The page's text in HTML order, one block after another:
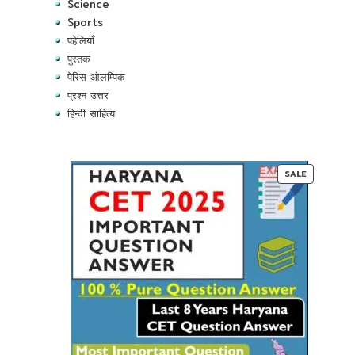
Science
Sports
पहेलियाँ
पुस्तक
पेरिस ओलम्पिक
प्रश्न उत्तर
हिन्दी साहित्य
SALE